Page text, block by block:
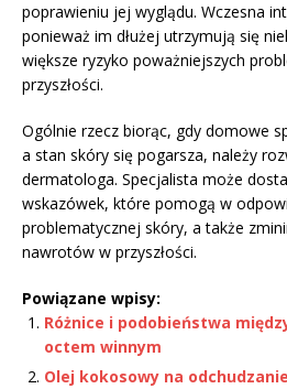
poprawieniu jej wyglądu. Wczesna
ponieważ im dłużej utrzymują się
większe ryzyko poważniejszych
przyszłości.
Ogólnie rzecz biorąc, gdy domowe
a stan skóry się pogarsza, należy
dermatologa. Specjalista może
wskazówek, które pomogą w
problematycznej skóry, a także
nawrotów w przyszłości.
Powiązane wpisy:
Różnice i podobieństwa
octem winnym
Olej kokosowy na odchudzanie